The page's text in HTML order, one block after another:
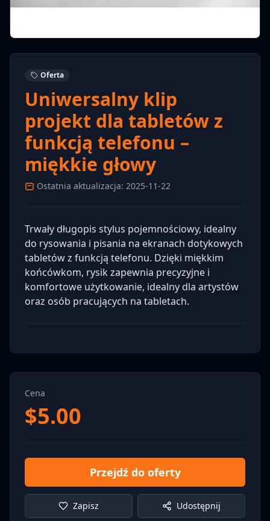
Oferta
Uniwersalny klip
projekt dla tabletów z
funkcją telefonu –
miękkie głowy
Ostatnia aktualizacja: 2025-11-22
Trwały długopis stylus pojemnościowy, idealny
do rysowania i pisania na ekranach dotykowych
tabletów z funkcją telefonu. Dzięki miękkim
końcówkom, rysik zapewnia precyzyjne i
komfortowe użytkowanie, idealny dla artystów
oraz osób pracujących na tabletach.
Cena
$5.00
Przejdź do oferty
Zapisz Udostępnij